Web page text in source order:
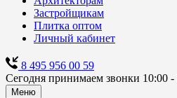
Застройщикам
Плитка оптом
Личный кабинет
8 495 956 00 59
Сегодня принимаем звонки 10:00 -
Меню